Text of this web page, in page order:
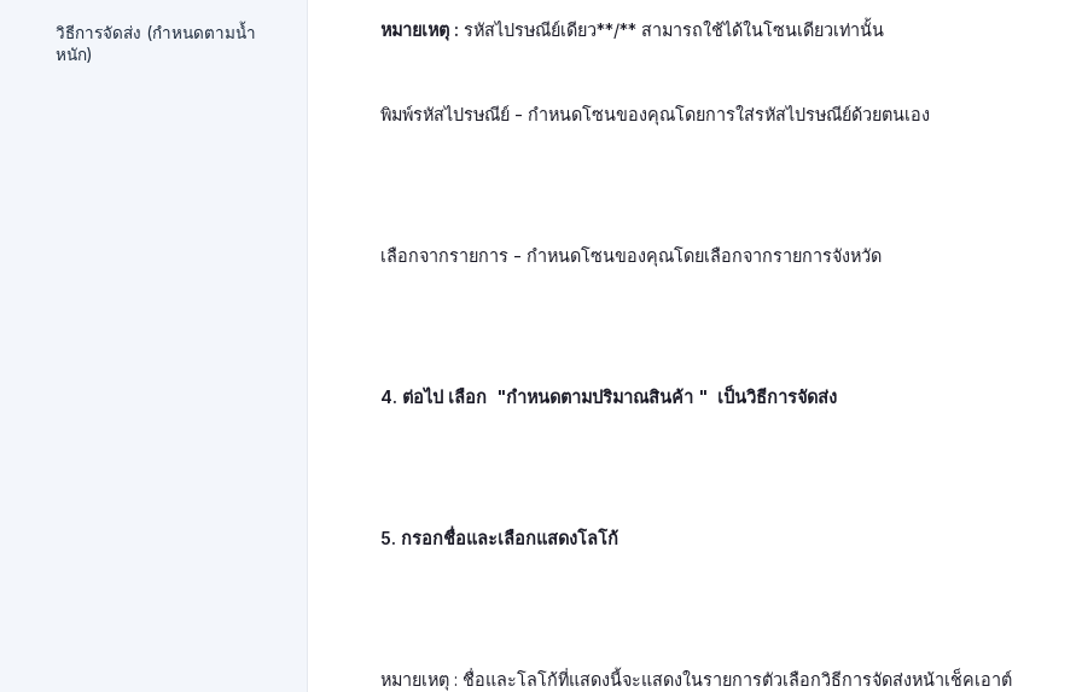
วิธีการจัดส่ง (กำหนดตามนํ้า
หนัก)
หมายเหตุ : รหัสไปรษณีย์เดียว**/** สามารถใช้ได้ในโซนเดียวเท่านั้น
พิมพ์รหัสไปรษณีย์ - กำหนดโซนของคุณโดยการใส่รหัสไปรษณีย์ด้วยตนเอง
เลือกจากรายการ - กำหนดโซนของคุณโดยเลือกจากรายการจังหวัด
4. ต่อไป เลือก  "กำหนดตามปริมาณสินค้า "  เป็นวิธีการจัดส่ง
5. กรอกชื่อและเลือกแสดงโลโก้
หมายเหตุ : ชื่อและโลโก้ที่แสดงนี้จะแสดงในรายการตัวเลือกวิธีการจัดส่งหน้าเช็คเอาต์